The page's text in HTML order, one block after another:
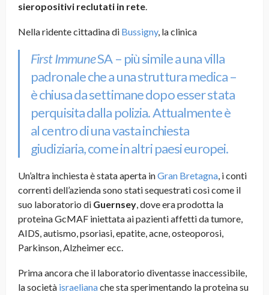
sieropositivi reclutati in rete.
Nella ridente cittadina di Bussigny, la clinica
First ImmuneSA – più simile a una villa
padronale che a una struttura medica –
è chiusa da settimane dopo esser stata
perquisita dalla polizia. Attualmente è
al centro di una vasta inchiesta
giudiziaria, come in altri paesi europei.
Un’altra inchiesta è stata aperta inGran Bretagna, i conti
correnti dell’azienda sono stati sequestrati così come il
suo laboratorio di Guernsey, dove era prodotta la
proteina GcMAF iniettata ai pazienti affetti da tumore,
AIDS, autismo, psoriasi, epatite, acne, osteoporosi,
Parkinson, Alzheimer ecc.
Prima ancora che il laboratorio diventasse inaccessibile,
la società israelianache sta sperimentando la proteina su